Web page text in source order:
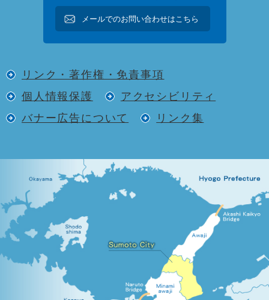
メールでのお問い合わせはこちら
リンク・著作権・免責事項
個人情報保護
アクセシビリティ
バナー広告について
リンク集